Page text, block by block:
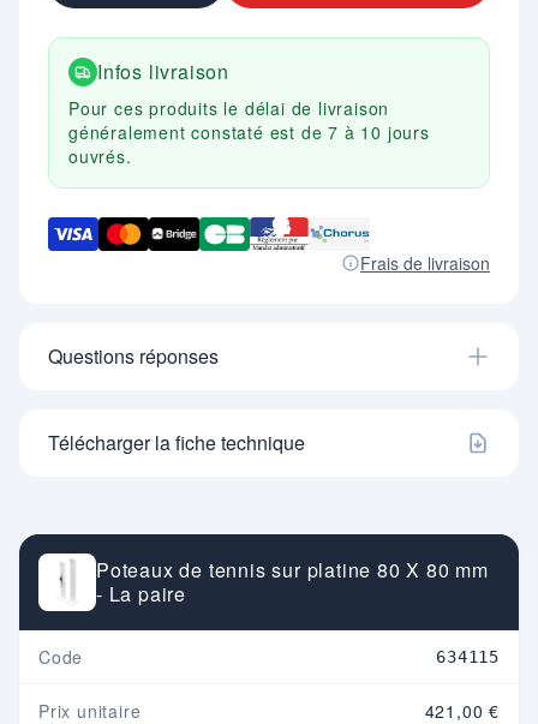
Infos livraison
Pour ces produits le délai de livraison
généralement constaté est de 7 à 10 jours
ouvrés.
Frais de livraison
Questions réponses
Télécharger la fiche technique
Poteaux de tennis sur platine 80 X 80 mm
- La paire
Code 634115
Prix unitaire 421,00 €